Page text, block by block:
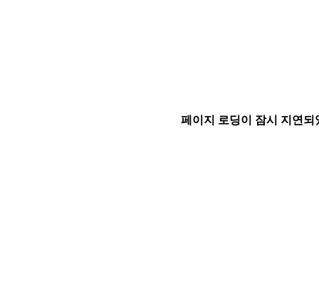
페이지 로딩이 잠시 지연